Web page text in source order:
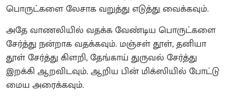
பொருட்களை லேசாக வறுத்து எடுத்து வைக்கவும்.
அதே வாணலியில் வதக்க வேண்டிய பொருட்களை
சேர்த்து நன்றாக வதக்கவும். மஞ்சள் தூள், தனியா
தூள் சேர்த்து கிளறி, தேங்காய் துருவல் சேர்த்து
இறக்கி ஆறவிடவும். ஆறிய பின் மிக்ஸியில் போட்டு
மைய அரைக்கவும்.